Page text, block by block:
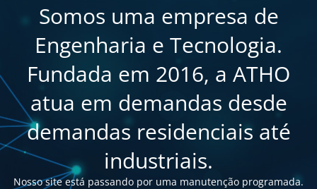
Somos uma empresa de
Engenharia e Tecnologia.
Fundada em 2016, a ATHO
atua em demandas desde
demandas residenciais até
industriais.
Nosso site está passando por uma manutenção programada.